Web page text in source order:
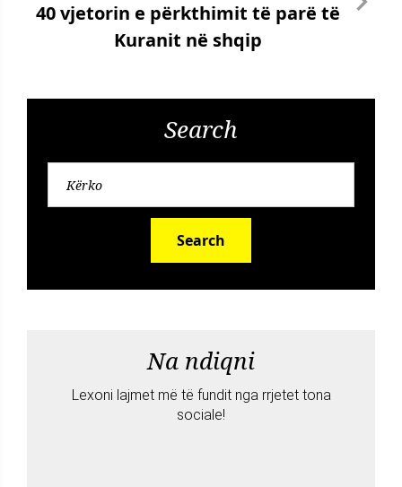
40 vjetorin e përkthimit të parë të
Kuranit në shqip
Search
Search
Na ndiqni
Lexoni lajmet më të fundit nga rrjetet tona
sociale!